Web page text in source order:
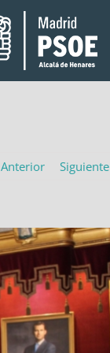
Anterior Siguiente